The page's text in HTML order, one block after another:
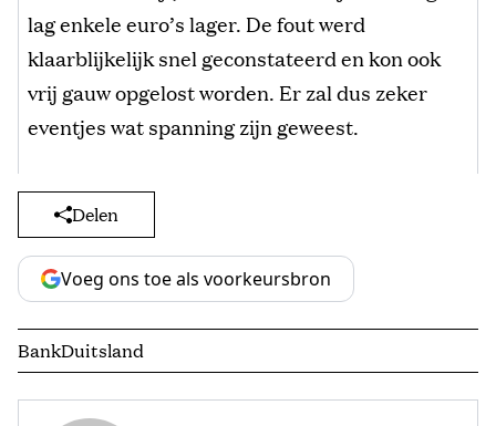
lag enkele euro’s lager. De fout werd
klaarblijkelijk snel geconstateerd en kon ook
vrij gauw opgelost worden. Er zal dus zeker
eventjes wat spanning zijn geweest.
Delen
Voeg ons toe als voorkeursbron
BankDuitsland